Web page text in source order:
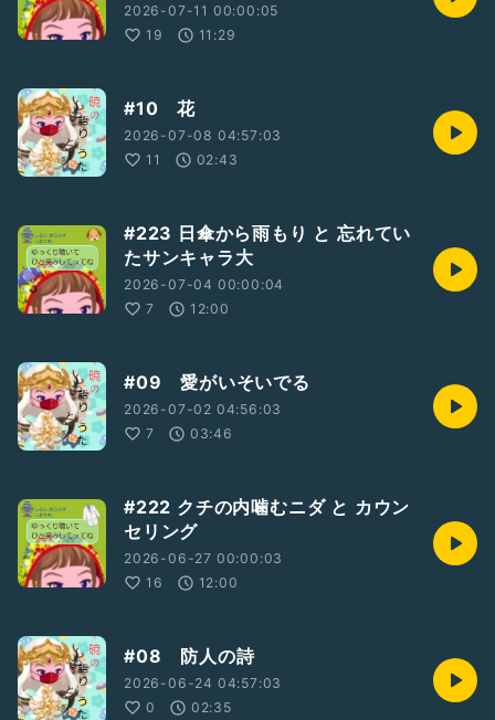
2026-07-11 00:00:05
19
11:29
#10 花
2026-07-08 04:57:03
11
02:43
#223 日傘から雨もり と 忘れてい
たサンキャラ大
2026-07-04 00:00:04
7
12:00
#09 愛がいそいでる
2026-07-02 04:56:03
7
03:46
#222 クチの内噛むニダ と カウン
セリング
2026-06-27 00:00:03
16
12:00
#08 防人の詩
2026-06-24 04:57:03
0
02:35